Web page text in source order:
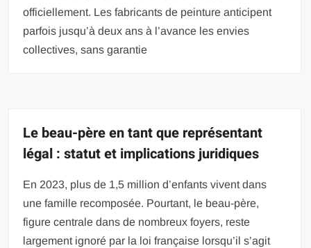
officiellement. Les fabricants de peinture anticipent
parfois jusqu’à deux ans à l’avance les envies
collectives, sans garantie
Le beau-père en tant que représentant
légal : statut et implications juridiques
En 2023, plus de 1,5 million d’enfants vivent dans
une famille recomposée. Pourtant, le beau-père,
figure centrale dans de nombreux foyers, reste
largement ignoré par la loi française lorsqu’il s’agit